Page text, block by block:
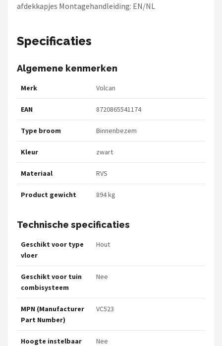
afdekkapjes Montagehandleiding: EN/NL
Specificaties
Algemene kenmerken
Merk Volcan
EAN 8720865541174
Type broom Binnenbezem
Kleur zwart
Materiaal RVS
Product gewicht 894 kg
Technische specificaties
Geschikt voor type
vloer
Hout
Geschikt voor tuin
combisysteem
Nee
MPN (Manufacturer
Part Number)
VC523
Hoogte instelbaar Nee